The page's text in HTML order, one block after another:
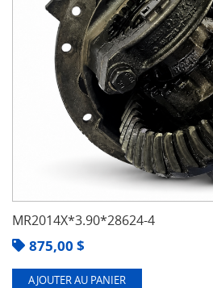
MR2014X*3.90*28624-4
875,00 $
AJOUTER AU PANIER